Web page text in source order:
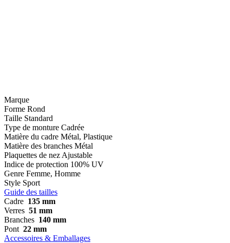
Marque
Forme Rond
Taille Standard
Type de monture Cadrée
Matière du cadre Métal, Plastique
Matière des branches Métal
Plaquettes de nez Ajustable
Indice de protection 100% UV
Genre Femme, Homme
Style Sport
Guide des tailles
Cadre 135 mm
Verres 51 mm
Branches 140 mm
Pont 22 mm
Accessoires & Emballages